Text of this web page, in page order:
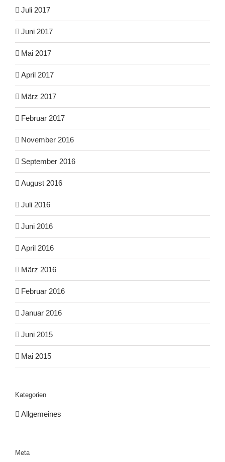
Juli 2017
Juni 2017
Mai 2017
April 2017
März 2017
Februar 2017
November 2016
September 2016
August 2016
Juli 2016
Juni 2016
April 2016
März 2016
Februar 2016
Januar 2016
Juni 2015
Mai 2015
Kategorien
Allgemeines
Meta